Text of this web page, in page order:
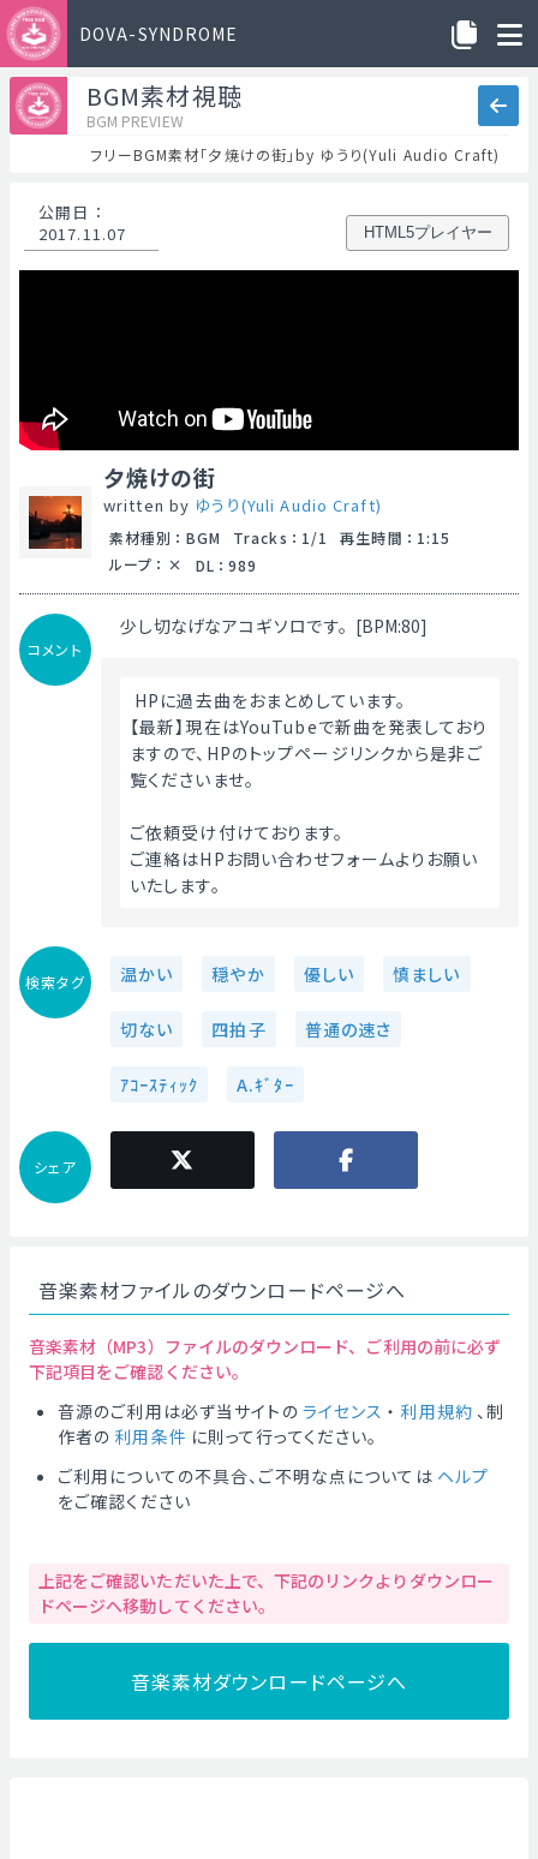
DOVA-SYNDROME
BGM素材視聴
BGM PREVIEW
フリーBGM素材「夕焼けの街」by ゆうり(Yuli Audio Craft)
公開日 ：
2017.11.07
HTML5プレイヤー
夕焼けの街
written by ゆうり(Yuli Audio Craft)
素材種別 ： BGM Tracks ： 1/1 再生時間 ： 1:15
ループ ： DL ： 989
コメント
少し切なげなアコギソロです。[BPM:80]
HPに過去曲をおまとめしています。
【最新】現在はYouTubeで新曲を発表しており
ますので、HPのトップページリンクから是非ご
覧くださいませ。
ご依頼受け付けております。
ご連絡はHPお問い合わせフォームよりお願い
いたします。
検索タグ 温かい 穏やか 優しい 慎ましい
切ない 四拍子 普通の速さ
ｱｺｰｽﾃｨｯｸ A.ｷﾞﾀｰ
シェア
音楽素材ファイルのダウンロードページへ
音楽素材（MP3）ファイルのダウンロード、ご利用の前に必ず
下記項目をご確認ください。
音源のご利用は必ず当サイトの ライセンス ・ 利用規約 、制
作者の 利用条件 に則って行ってください。
ご利用についての不具合、ご不明な点については ヘルプ
をご確認ください
上記をご確認いただいた上で、下記のリンクよりダウンロー
ドページへ移動してください。
音楽素材ダウンロードページへ